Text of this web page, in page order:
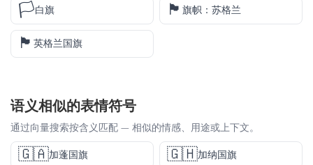
🏳️白旗 🏴󠁧󠁢󠁳󠁣󠁴󠁿 旗帜：苏格兰
🏴󠁧󠁢󠁥󠁮󠁧󠁿 英格兰国旗
语义相似的表情符号
通过向量搜索按含义匹配 — 相似的情感、用途或上下文。
🇬🇦加蓬国旗 🇬🇭加纳国旗